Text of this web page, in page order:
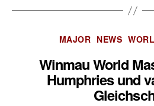
MAJOR NEWS
Winmau World
Humphries und